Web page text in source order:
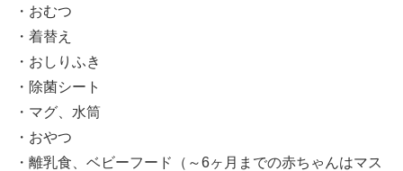
・おむつ
・着替え
・おしりふき
・除菌シート
・マグ、水筒
・おやつ
・離乳食、ベビーフード（～6ヶ月までの赤ちゃんはマス